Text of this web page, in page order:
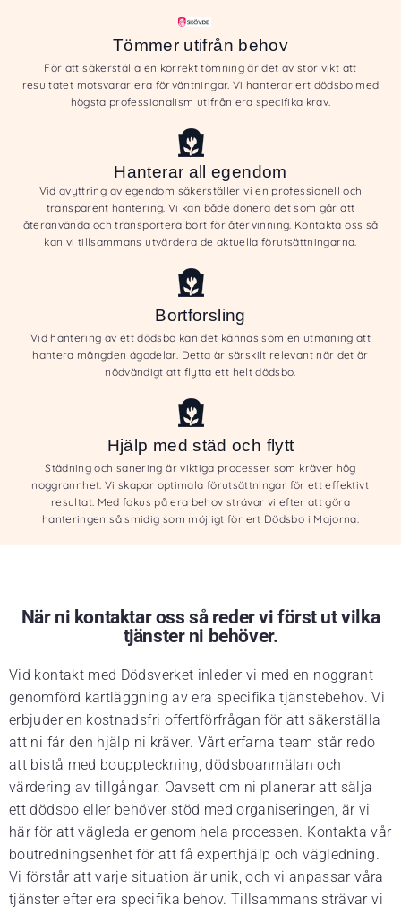
Tömmer utifrån behov
För att säkerställa en korrekt tömning är det av stor vikt att
resultatet motsvarar era förväntningar. Vi hanterar ert dödsbo med
högsta professionalism utifrån era specifika krav.
Hanterar all egendom
Vid avyttring av egendom säkerställer vi en professionell och
transparent hantering. Vi kan både donera det som går att
återanvända och transportera bort för återvinning. Kontakta oss så
kan vi tillsammans utvärdera de aktuella förutsättningarna.
Bortforsling
Vid hantering av ett dödsbo kan det kännas som en utmaning att
hantera mängden ägodelar. Detta är särskilt relevant när det är
nödvändigt att flytta ett helt dödsbo.
Hjälp med städ och flytt
Städning och sanering är viktiga processer som kräver hög
noggrannhet. Vi skapar optimala förutsättningar för ett effektivt
resultat. Med fokus på era behov strävar vi efter att göra
hanteringen så smidig som möjligt för ert Dödsbo i Majorna.
När ni kontaktar oss så reder vi först ut vilka
tjänster ni behöver.
Vid kontakt med Dödsverket inleder vi med en noggrant
genomförd kartläggning av era specifika tjänstebehov. Vi
erbjuder en kostnadsfri offertförfrågan för att säkerställa
att ni får den hjälp ni kräver. Vårt erfarna team står redo
att bistå med bouppteckning, dödsboanmälan och
värdering av tillgångar. Oavsett om ni planerar att sälja
ett dödsbo eller behöver stöd med organiseringen, är vi
här för att vägleda er genom hela processen. Kontakta vår
boutredningsenhet för att få experthjälp och vägledning.
Vi förstår att varje situation är unik, och vi anpassar våra
tjänster efter era specifika behov. Tillsammans strävar vi